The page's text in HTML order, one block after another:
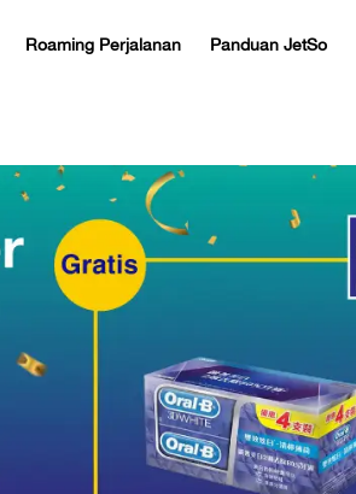
Roaming Perjalanan Panduan JetSo